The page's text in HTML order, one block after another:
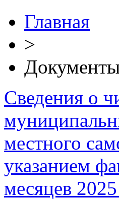
Главная
>
Сведения о
местного
указанием
месяцев